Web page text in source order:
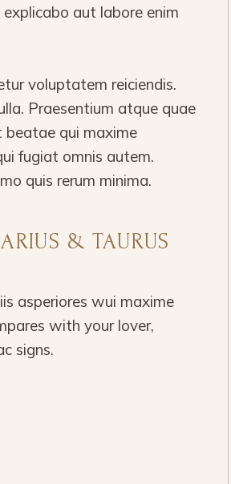
aut labore enim
voluptatem reiciendis.
Praesentium atque quae
beatae qui maxime
fugiat omnis autem.
quis rerum minima.
& TAURUS
asperiores wui maxime
with your lover,
signs.